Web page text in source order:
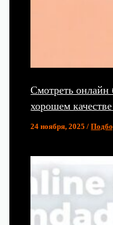
Смотреть онлайн
хорошем
24 ноября, 2025/